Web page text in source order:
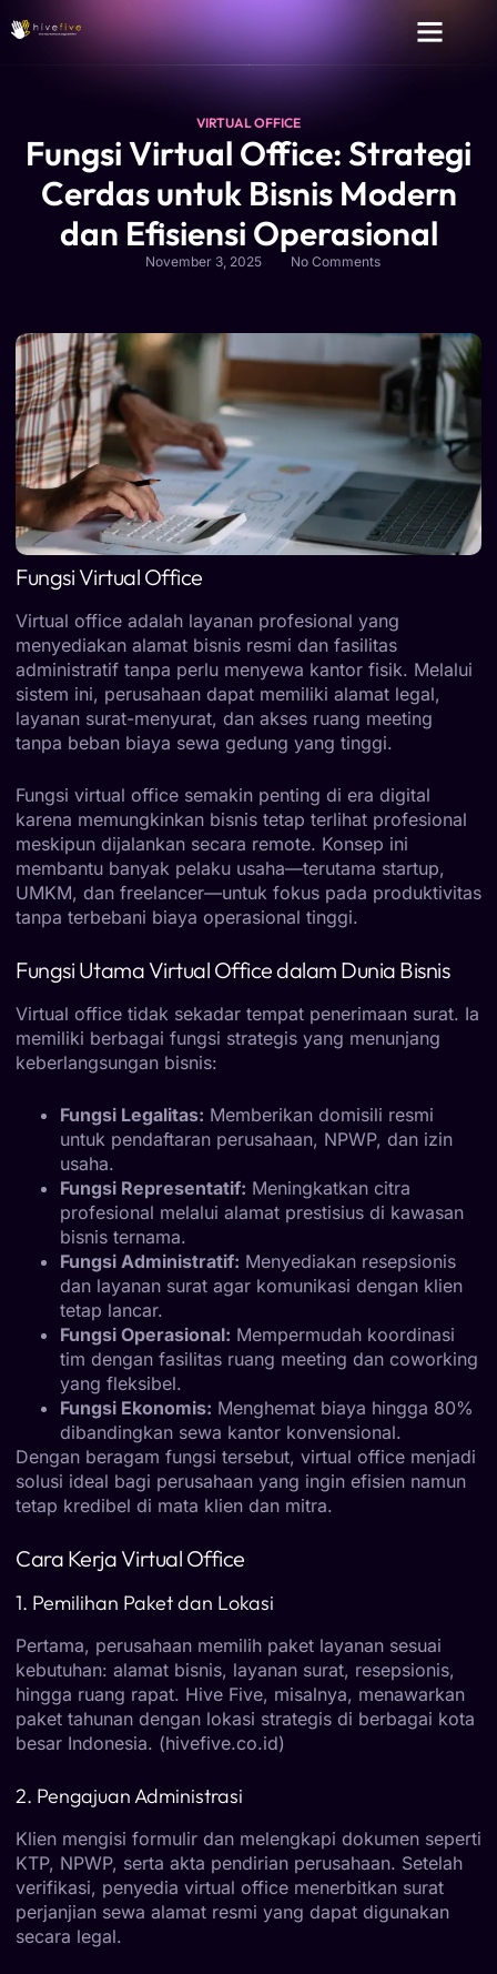
VIRTUAL OFFICE
Fungsi Virtual Office: Strategi
Cerdas untuk Bisnis Modern
dan Efisiensi Operasional
November 3, 2025 No Comments
Fungsi Virtual Office
Virtual office adalah layanan profesional yang
menyediakan alamat bisnis resmi dan fasilitas
administratif tanpa perlu menyewa kantor fisik. Melalui
sistem ini, perusahaan dapat memiliki alamat legal,
layanan surat-menyurat, dan akses ruang meeting
tanpa beban biaya sewa gedung yang tinggi.
Fungsi virtual office semakin penting di era digital
karena memungkinkan bisnis tetap terlihat profesional
meskipun dijalankan secara remote. Konsep ini
membantu banyak pelaku usaha—terutama startup,
UMKM, dan freelancer—untuk fokus pada produktivitas
tanpa terbebani biaya operasional tinggi.
Fungsi Utama Virtual Office dalam Dunia Bisnis
Virtual office tidak sekadar tempat penerimaan surat. Ia
memiliki berbagai fungsi strategis yang menunjang
keberlangsungan bisnis:
Fungsi Legalitas: Memberikan domisili resmi
untuk pendaftaran perusahaan, NPWP, dan izin
usaha.
Fungsi Representatif: Meningkatkan citra
profesional melalui alamat prestisius di kawasan
bisnis ternama.
Fungsi Administratif: Menyediakan resepsionis
dan layanan surat agar komunikasi dengan klien
tetap lancar.
Fungsi Operasional: Mempermudah koordinasi
tim dengan fasilitas ruang meeting dan coworking
yang fleksibel.
Fungsi Ekonomis: Menghemat biaya hingga 80%
dibandingkan sewa kantor konvensional.
Dengan beragam fungsi tersebut, virtual office menjadi
solusi ideal bagi perusahaan yang ingin efisien namun
tetap kredibel di mata klien dan mitra.
Cara Kerja Virtual Office
1. Pemilihan Paket dan Lokasi
Pertama, perusahaan memilih paket layanan sesuai
kebutuhan: alamat bisnis, layanan surat, resepsionis,
hingga ruang rapat. Hive Five, misalnya, menawarkan
paket tahunan dengan lokasi strategis di berbagai kota
besar Indonesia. (hivefive.co.id)
2. Pengajuan Administrasi
Klien mengisi formulir dan melengkapi dokumen seperti
KTP, NPWP, serta akta pendirian perusahaan. Setelah
verifikasi, penyedia virtual office menerbitkan surat
perjanjian sewa alamat resmi yang dapat digunakan
secara legal.